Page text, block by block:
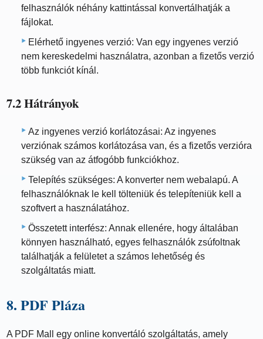
felhasználók néhány kattintással konvertálhatják a
fájlokat.
Elérhető ingyenes verzió: Van egy ingyenes verzió
nem kereskedelmi használatra, azonban a fizetős verzió
több funkciót kínál.
7.2 Hátrányok
Az ingyenes verzió korlátozásai: Az ingyenes
verziónak számos korlátozása van, és a fizetős verzióra
szükség van az átfogóbb funkciókhoz.
Telepítés szükséges: A konverter nem webalapú. A
felhasználóknak le kell tölteniük és telepíteniük kell a
szoftvert a használatához.
Összetett interfész: Annak ellenére, hogy általában
könnyen használható, egyes felhasználók zsúfoltnak
találhatják a felületet a számos lehetőség és
szolgáltatás miatt.
8. PDF Pláza
A PDF Mall egy online konvertáló szolgáltatás, amely